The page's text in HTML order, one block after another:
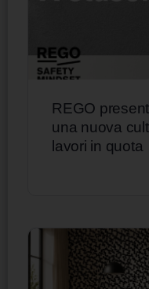
REGO
una nuova
lavori in quota